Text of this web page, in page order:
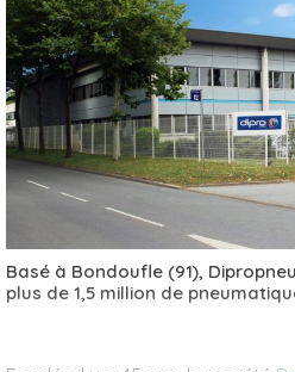
Basé à Bondoufle (91),
plus de 1,5 million de